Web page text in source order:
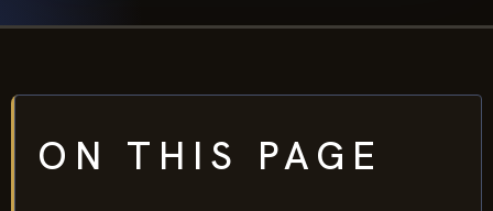
ON THIS PAGE